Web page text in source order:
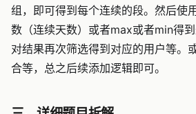
组，即可得到每个连续的段。然后使
数（连续天数）或者max或者min得
对结果再次筛选得到对应的用户等。
合等，总之后续添加逻辑即可。